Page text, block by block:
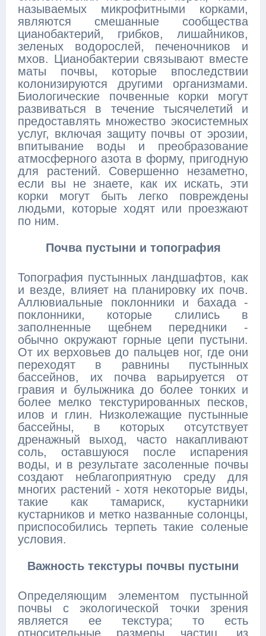
называемых микрофитными корками,
являются смешанные сообщества
цианобактерий, грибков, лишайников,
зеленых водорослей, печеночников и
мхов. Цианобактерии связывают вместе
маты почвы, которые впоследствии
колонизируются другими организмами.
Биологические почвенные корки могут
развиваться в течение тысячелетий и
предоставлять множество экосистемных
услуг, включая защиту почвы от эрозии,
впитывание воды и преобразование
атмосферного азота в форму, пригодную
для растений. Совершенно незаметно,
если вы не знаете, как их искать, эти
корки могут быть легко повреждены
людьми, которые ходят или проезжают
по ним.
Почва пустыни и топография
Топография пустынных ландшафтов, как
и везде, влияет на планировку их почв.
Аллювиальные поклонники и бахада -
поклонники, которые слились в
заполненные щебнем передники -
обычно окружают горные цепи пустыни.
От их верховьев до пальцев ног, где они
переходят в равнины пустынных
бассейнов, их почва варьируется от
гравия и булыжника до более тонких и
более мелко текстурированных песков,
илов и глин. Низколежащие пустынные
бассейны, в которых отсутствует
дренажный выход, часто накапливают
соль, оставшуюся после испарения
воды, и в результате засоленные почвы
создают неблагоприятную среду для
многих растений - хотя некоторые виды,
такие как тамариск, кустарники
кустарников и метко названные солонцы,
приспособились терпеть такие соленые
условия.
Важность текстуры почвы пустыни
Определяющим элементом пустынной
почвы с экологической точки зрения
является ее текстура; то есть
относительные размеры частиц, из